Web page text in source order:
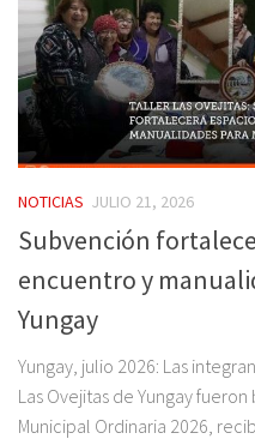
NOTICIAS JULIO 21, 2026
Subvención
encuentro y
Yungay
Yungay, julio 2026: Las
Las Ovejitas de Yungay
Municipal Ordinaria 2026,